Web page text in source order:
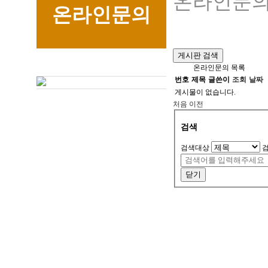
온라인문의
게시판 검색
온라인문의 목록
번호 제목 글쓴이 조회 날짜
게시물이 없습니다.
처음 이전
검색
검색대상
닫기